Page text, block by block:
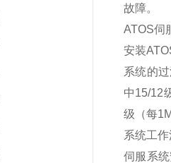
故障。
ATOS伺
安装
系统的
中15/12
级（每
系统工
伺服系